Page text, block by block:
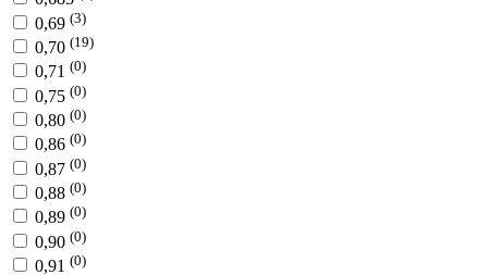
0,69 (3)
0,70 (19)
0,71 (0)
0,75 (0)
0,80 (0)
0,86 (0)
0,87 (0)
0,88 (0)
0,89 (0)
0,90 (0)
0,91 (0)